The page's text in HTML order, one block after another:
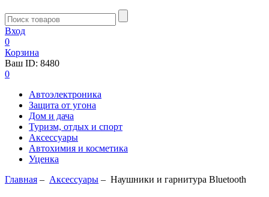
Вход
0
Корзина
Ваш ID: 8480
0
Автоэлектроника
Защита от угона
Дом и дача
Туризм, отдых и спорт
Аксессуары
Автохимия и косметика
Уценка
Главная – Аксессуары – Наушники и гарнитура Bluetooth